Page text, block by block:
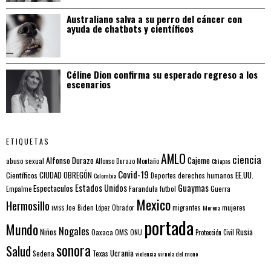
Australiano salva a su perro del cáncer con
ayuda de chatbots y científicos
Céline Dion confirma su esperado regreso a los
escenarios
ETIQUETAS
abuso sexual Alfonso DurazoAlfonso Durazo MontañoAMLO CajemeChiapas ciencia
Científicos CIUDAD OBREGÓNColombia Covid-19 Deportes derechos humanos EE.UU.
EmpalmeEspectaculos Estados UnidosFarandulafutbol GuaymasGuerra
Hermosillo IMSS Joe Biden López Obrador Mexicomigrantes Morenamujeres
MundoNiños Nogales Oaxaca OMS ONU portada Protección Civil Rusia
Salud Sedena sonora Texas Ucraniaviolenciaviruela del mono